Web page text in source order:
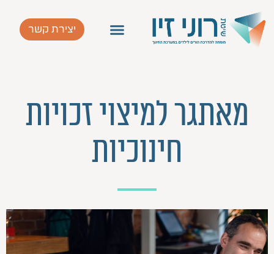
יצירת קשר
מאתגר למיצוי זכויות
חינוכיות